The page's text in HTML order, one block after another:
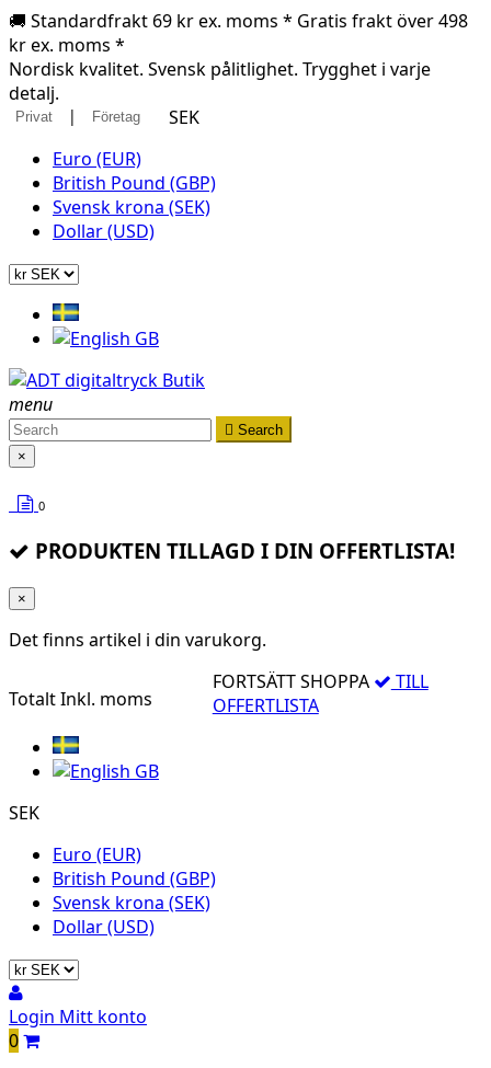
🚚 Standardfrakt 69 kr ex. moms * Gratis frakt över 498
kr ex. moms *
Nordisk kvalitet. Svensk pålitlighet. Trygghet i varje
detalj.
Privat | Företag
SEK
Euro (EUR)
British Pound (GBP)
Svensk krona (SEK)
Dollar (USD)
menu
 Search
×
0
PRODUKTEN TILLAGD I DIN OFFERTLISTA!
×
Det finns artikel i din varukorg.
TotaltInkl. moms
FORTSÄTT SHOPPA
TILL
OFFERTLISTA
SEK
Euro (EUR)
British Pound (GBP)
Svensk krona (SEK)
Dollar (USD)
Login Mitt konto
0